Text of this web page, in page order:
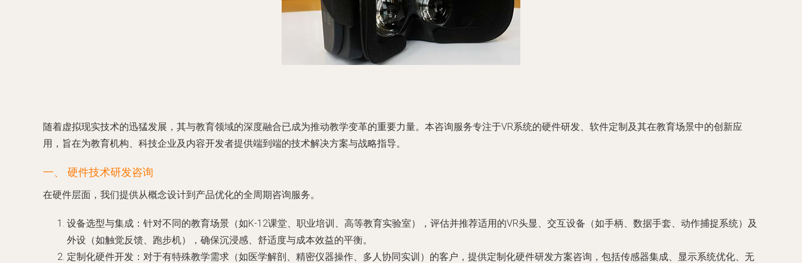
随着虚拟现实技术的迅猛发展，其与教育领域的深度融合已成为推动教学变革的重要力量。本咨询服务专注于VR系统的硬件研发、软件定制及其在教育场景中的创新应
用，旨在为教育机构、科技企业及内容开发者提供端到端的技术解决方案与战略指导。
一、 硬件技术研发咨询
在硬件层面，我们提供从概念设计到产品优化的全周期咨询服务。
设备选型与集成 ：针对不同的教育场景（如K-12课堂、职业培训、高等教育实验室），评估并推荐适用的VR头显、交互设备（如手柄、数据手套、动作捕捉系统）及
外设（如触觉反馈、跑步机），确保沉浸感、舒适度与成本效益的平衡。
定制化硬件开发 ：对于有特殊教学需求（如医学解剖、精密仪器操作、多人协同实训）的客户，提供定制化硬件研发方案咨询，包括传感器集成、显示系统优化、无